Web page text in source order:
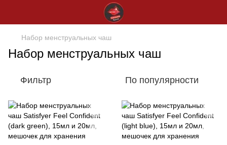
Набор менструальных чаш
Набор менструальных чаш
Фильтр По популярности